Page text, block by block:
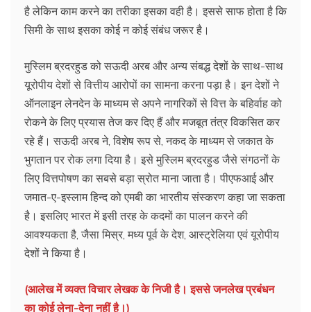
है लेकिन काम करने का तरीका इसका वही है। इससे साफ होता है कि
सिमी के साथ इसका कोई न कोई संबंध जरूर है।
मुस्लिम ब्रदरहुड को सऊदी अरब और अन्य संबद्ध देशों के साथ-साथ
यूरोपीय देशों से वित्तीय आरोपों का सामना करना पड़ा है। इन देशों ने
ऑनलाइन लेनदेन के माध्यम से अपने नागरिकों से वित्त के बहिर्वाह को
रोकने के लिए प्रयास तेज कर दिए हैं और मजबूत तंत्र विकसित कर
रहे हैं। सऊदी अरब ने, विशेष रूप से, नकद के माध्यम से जकात के
भुगतान पर रोक लगा दिया है। इसे मुस्लिम ब्रदरहुड जैसे संगठनों के
लिए वित्तपोषण का सबसे बड़ा स्रोत माना जाता है। पीएफआई और
जमात-ए-इस्लाम हिन्द को एमबी का भारतीय संस्करण कहा जा सकता
है। इसलिए भारत में इसी तरह के कदमों का पालन करने की
आवश्यकता है, जैसा मिस्र, मध्य पूर्व के देश, आस्ट्रेलिया एवं यूरोपीय
देशों ने किया है।
(आलेख में व्यक्त विचार लेखक के निजी है। इससे जनलेख प्रबंधन
का कोई लेना-देना नहीं है।)